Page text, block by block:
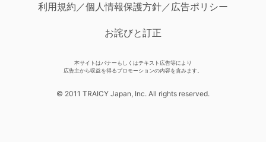
利用規約／個人情報保護方針／広告ポリシー
お詫びと訂正
本サイトはバナーもしくはテキスト広告等により
広告主から収益を得るプロモーションの内容を含みます。
© 2011 TRAICY Japan, Inc. All rights reserved.